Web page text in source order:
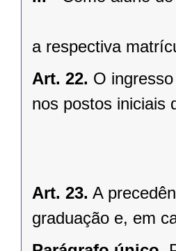
a respectiva
Art. 22. O
nos postos iniciais
Art. 23. A
graduação e, em